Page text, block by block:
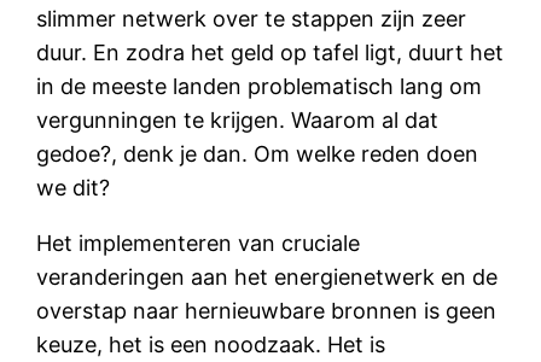
slimmer netwerk over te stappen zijn zeer
duur. En zodra het geld op tafel ligt, duurt het
in de meeste landen problematisch lang om
vergunningen te krijgen. Waarom al dat
gedoe?, denk je dan. Om welke reden doen
we dit?
Het implementeren van cruciale
veranderingen aan het energienetwerk en de
overstap naar hernieuwbare bronnen is geen
keuze, het is een noodzaak. Het is